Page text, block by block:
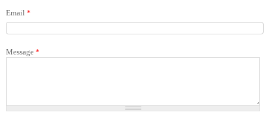
Email *
Message *